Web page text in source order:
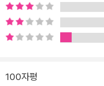
베스트 12’ 제공 어려운 개념은 설명을 들어도 새로운 의문이 셍기는
경우가 많다. ‘차원’과 같은 물
wton은 이제까지 차원에 대한
형식으로 제시했다. 독자들이
100자평